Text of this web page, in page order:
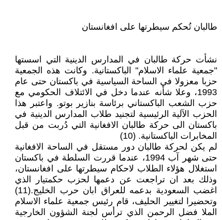
طالبان تُحكم سيطرتها على افغانستان
نشأت حركة طالبان في المدارس الدينية التي اسستها
"جمعية علماء الاسلام" الباكستانية. وكانت هذه الجمعية
حزبا معزولا في الساحة السياسية في باكستان حتى عام
1993، وعلا شأنه عندما دخل في الائتلاف الحكومي مع
حزب الشعب الباكستاني برئاسة بنازير بوتو. واعتبر هذا
الحزب الآلية الرئيسية لتجنيد طلاب المدارس الدينية في
باكستان الى حركة طالبان الافغانية التي دُربت من قبل
المخابرات الباكستانية. (10)
لم يكن لحركة طالبان دور مستقل في الساحة الافغانية
حتى شهر آب 1994، عندما قررت السلطة في باكستان
استغلال هؤلاء الطلاب لاحكام سيطرتها على افغانستان،
وذلك بعد ان تراجعت عن دعمها لحزب حكمتيار الذي
اغضب السعودية بدعمه للعراق ابان حرب الخليج.(11)
وتحضيرا لتغيير الحليف، قام رئيس جمعية علماء الاسلام
الملا فضل الرحمن الذي ترأس لجنة الشؤون الخارجية